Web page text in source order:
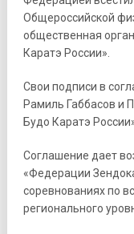
Общероссийской
общественная
Каратэ России».
Свои подписи в
Рамиль Габбасов и
Будо Каратэ
Соглашение дает
«Федерации
соревнованиях по
регионального